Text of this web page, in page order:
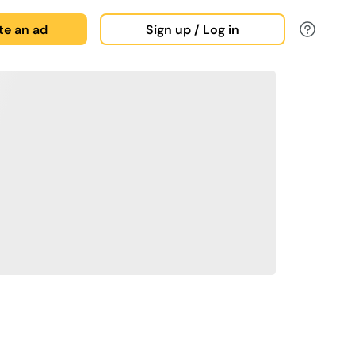
an ad Sign up / Log in